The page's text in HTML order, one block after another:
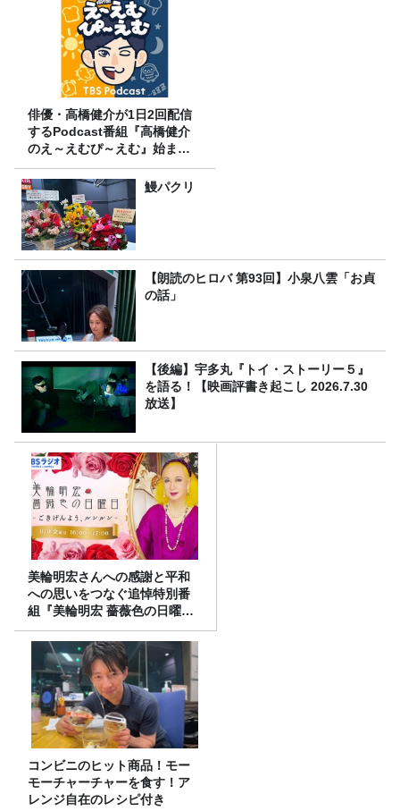
俳優・高橋健介が1日2回配信
するPodcast番組『高橋健介
のえ～えむぴ～えむ』始まり
ます
鰻パクリ
【朗読のヒロバ 第93回】小泉八雲「お貞
の話」
【後編】宇多丸『トイ・ストーリー５』
を語る！【映画評書き起こし 2026.7.30
放送】
美輪明宏さんへの感謝と平和
への思いをつなぐ追悼特別番
組『美輪明宏 薔薇色の日曜日
～ごきげんよう、ルンルン
～』8/9（日）16時放送
コンビニのヒット商品！モー
モーチャーチャーを食す！ア
レンジ自在のレシピ付き